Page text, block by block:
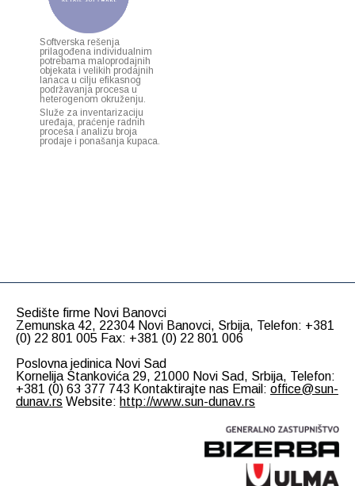
Softverska rešenja
prilagođena individualnim
potrebama maloprodajnih
objekata i velikih prodajnih
lanaca u cilju efikasnog
podržavanja procesa u
heterogenom okruženju.
Služe za inventarizaciju
uređaja, praćenje radnih
procesa i analizu broja
prodaje i ponašanja kupaca.
Sedište firme Novi Banovci
Zemunska 42, 22304 Novi Banovci, Srbija, Telefon: +381
(0) 22 801 005 Fax: +381 (0) 22 801 006
Poslovna jedinica Novi Sad
Kornelija Stankovića 29, 21000 Novi Sad, Srbija, Telefon:
+381 (0) 63 377 743 Kontaktirajte nas Email: office@sun-
dunav.rs Website: http://www.sun-dunav.rs